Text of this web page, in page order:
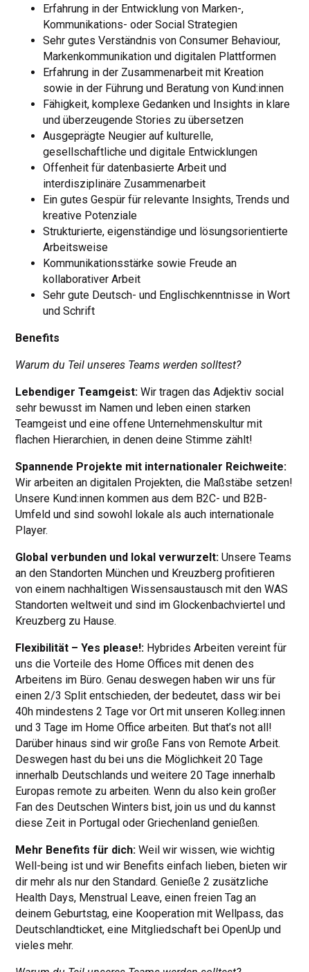
Erfahrung in der Entwicklung von Marken-,
Kommunikations- oder Social Strategien
Sehr gutes Verständnis von Consumer Behaviour,
Markenkommunikation und digitalen Plattformen
Erfahrung in der Zusammenarbeit mit Kreation
sowie in der Führung und Beratung von Kund:innen
Fähigkeit, komplexe Gedanken und Insights in klare
und überzeugende Stories zu übersetzen
Ausgeprägte Neugier auf kulturelle,
gesellschaftliche und digitale Entwicklungen
Offenheit für datenbasierte Arbeit und
interdisziplinäre Zusammenarbeit
Ein gutes Gespür für relevante Insights, Trends und
kreative Potenziale
Strukturierte, eigenständige und lösungsorientierte
Arbeitsweise
Kommunikationsstärke sowie Freude an
kollaborativer Arbeit
Sehr gute Deutsch- und Englischkenntnisse in Wort
und Schrift
Benefits
Warum du Teil unseres Teams werden solltest?
Lebendiger Teamgeist:Wir tragen das Adjektiv social
sehr bewusst im Namen und leben einen starken
Teamgeist und eine offene Unternehmenskultur mit
flachen Hierarchien, in denen deine Stimme zählt!
Spannende Projekte mit internationaler Reichweite:
Wir arbeiten an digitalen Projekten, die Maßstäbe setzen!
Unsere Kund:innen kommen aus dem B2C- und B2B-
Umfeld und sind sowohl lokale als auch internationale
Player.
Global verbunden und lokal verwurzelt:Unsere Teams
an den Standorten München und Kreuzberg profitieren
von einem nachhaltigen Wissensaustausch mit den WAS
Standorten weltweit und sind im Glockenbachviertel und
Kreuzberg zu Hause.
Flexibilität – Yes please!: Hybrides Arbeiten vereint für
uns die Vorteile des Home Offices mit denen des
Arbeitens im Büro. Genau deswegen haben wir uns für
einen 2/3 Split entschieden, der bedeutet, dass wir bei
40h mindestens 2 Tage vor Ort mit unseren Kolleg:innen
und 3 Tage im Home Office arbeiten. But that’s not all!
Darüber hinaus sind wir große Fans von Remote Arbeit.
Deswegen hast du bei uns die Möglichkeit 20 Tage
innerhalb Deutschlands und weitere 20 Tage innerhalb
Europas remote zu arbeiten. Wenn du also kein großer
Fan des Deutschen Winters bist, join us und du kannst
diese Zeit in Portugal oder Griechenland genießen.
Mehr Benefits für dich: Weil wir wissen, wie wichtig
Well-being ist und wir Benefits einfach lieben, bieten wir
dir mehr als nur den Standard. Genieße 2 zusätzliche
Health Days, Menstrual Leave, einen freien Tag an
deinem Geburtstag, eine Kooperation mit Wellpass, das
Deutschlandticket, eine Mitgliedschaft bei OpenUp und
vieles mehr.